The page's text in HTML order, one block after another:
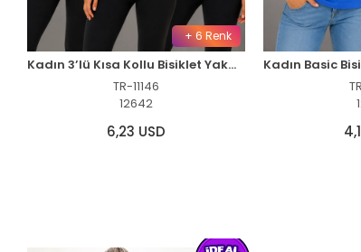
Kadın 3’lü Kısa Kollu Bisiklet Yaka Basic Slim Fit T-Shirt -Petrol Mavisi - Bej - Mavi
+ 5 Renk
Kadın Basic Bisiklet Yaka Yazlık Slim fit T-Shirt - Mavi & Hardal Sarısı
TR-11132
12637
4,19 USD